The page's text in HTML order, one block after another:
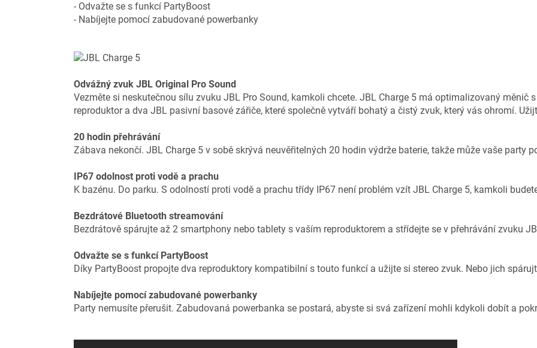
- Odvažte se s funkcí PartyBoost
- Nabíjejte pomocí zabudované powerbanky
Odvážný zvuk JBL Original Pro Sound
Vezměte si neskutečnou sílu zvuku JBL Pro Sound, kamkoli chcete. JBL Charge 5 má optimalizovaný měnič
reproduktor a dva JBL pasivní basové zářiče, které společně vytváří bohatý a čistý zvuk, který vás ohromí.
20 hodin přehrávání
Zábava nekončí. JBL Charge 5 v sobě skrývá neuvěřitelných 20 hodin výdrže baterie, takže může vaše party
IP67 odolnost proti vodě a prachu
K bazénu. Do parku. S odolností proti vodě a prachu třídy IP67 není problém vzít JBL Charge 5, kamkoli
Bezdrátové Bluetooth streamování
Bezdrátově spárujte až 2 smartphony nebo tablety s vaším reproduktorem a střídejte se v přehrávání zvuku
Odvažte se s funkcí PartyBoost
Díky PartyBoost propojte dva reproduktory kompatibilní s touto funkcí a užijte si stereo zvuk. Nebo jich
Nabíjejte pomocí zabudované powerbanky
Party nemusíte přerušit. Zabudovaná powerbanka se postará, abyste si svá zařízení mohli kdykoli dobít a